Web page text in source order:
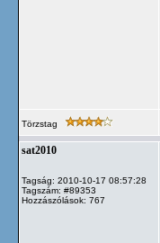
Törzstag
sat2010
Tagság: 2010-10-17 08:57:28
Tagszám: #89353
Hozzászólások: 767